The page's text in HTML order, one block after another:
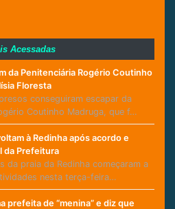
Acessadas
da Penitenciária Rogério Coutinho
Floresta
conseguiram escapar da
Coutinho Madruga, que f…
à Redinha após acordo e
da Prefeitura
da praia da Redinha começaram a
nesta terça-feira…
prefeita de “menina” e diz que